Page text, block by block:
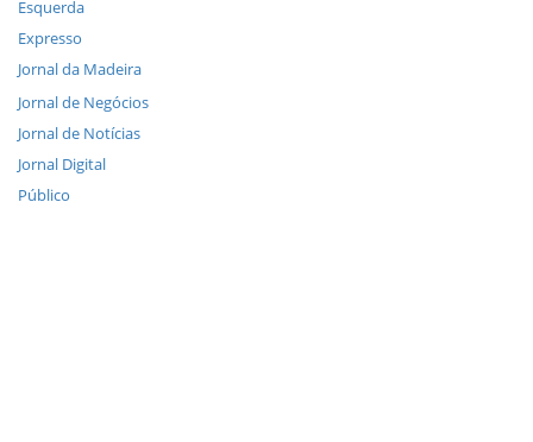
Esquerda
Expresso
Jornal da Madeira
Jornal de Negócios
Jornal de Notícias
Jornal Digital
Público